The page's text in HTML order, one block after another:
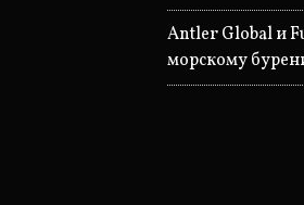
Antler Global и
морскому